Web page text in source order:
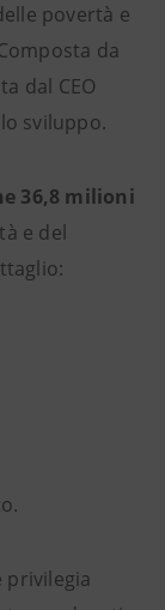
povertà e
da
dal CEO
sviluppo.
36,8 milioni
e del
privilegia